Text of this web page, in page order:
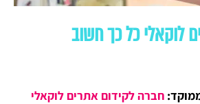
לוקאלי כל כך חשוב
חברה לקידום אתרים לוקאלי